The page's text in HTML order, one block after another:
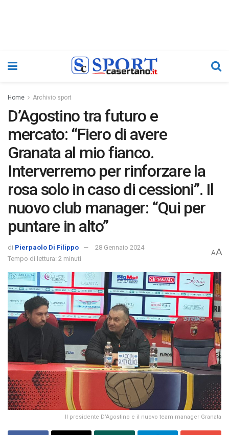
Home Archivio sport
D’Agostino tra futuro e
mercato: “Fiero di avere
Granata al mio fianco.
Interverremo per rinforzare la
rosa solo in caso di cessioni”. Il
nuovo club manager: “Qui per
puntare in alto”
di Pierpaolo Di Filippo
28 Gennaio 2024
Tempo di lettura: 2 minuti
AA
Il presidente D’Agostino e il nuovo team manager Granata